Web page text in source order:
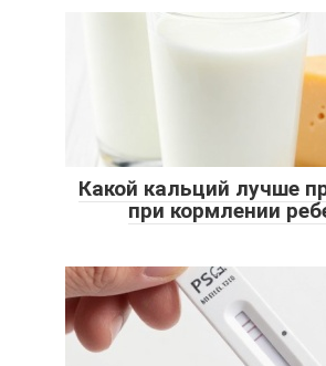
Какой кальций лучше
при кормлении